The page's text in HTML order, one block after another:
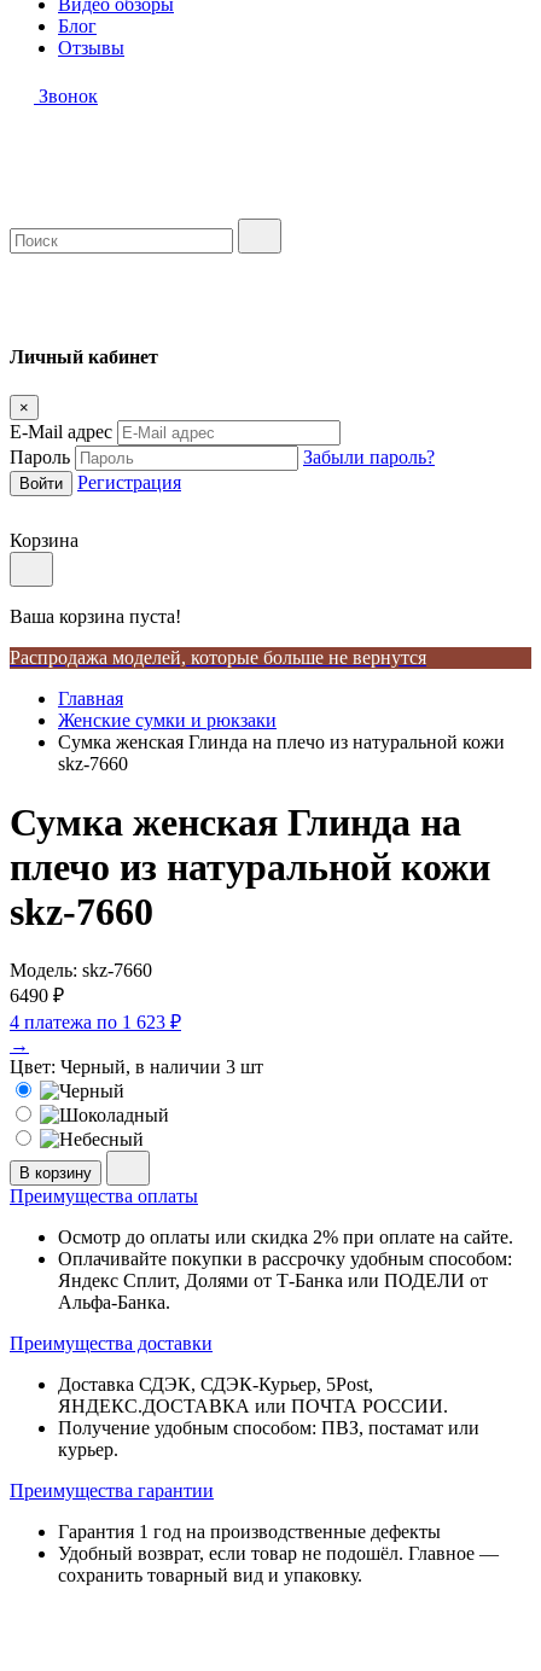
Видео обзоры
Блог
Отзывы
Звонок
Личный кабинет
×
E-Mail адрес
Пароль
Забыли пароль?
Регистрация
Корзина
Ваша корзина пуста!
Распродажа моделей, которые больше не вернутся
Главная
Женские сумки и рюкзаки
Сумка женская Глинда на плечо из натуральной кожи
skz-7660
Сумка женская Глинда на
плечо из натуральной кожи
skz-7660
Модель: skz-7660
6490 ₽
4 платежа по 1 623 ₽
→
Цвет: Черный, в наличии 3 шт
В корзину
Преимущества оплаты
Осмотр до оплаты или скидка 2% при оплате на сайте.
Оплачивайте покупки в рассрочку удобным способом:
Яндекс Сплит, Долями от Т-Банка или ПОДЕЛИ от
Альфа-Банка.
Преимущества доставки
Доставка СДЭК, СДЭК-Курьер, 5Post,
ЯНДЕКС.ДОСТАВКА или ПОЧТА РОССИИ.
Получение удобным способом: ПВЗ, постамат или
курьер.
Преимущества гарантии
Гарантия 1 год на производственные дефекты
Удобный возврат, если товар не подошёл. Главное —
сохранить товарный вид и упаковку.